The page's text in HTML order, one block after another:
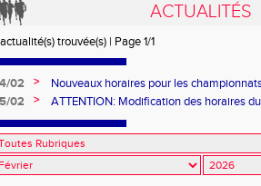
ACTUALITÉS
trouvée(s) | Page 1/1
02 >
Nouveaux horaires pour les
minimes du 8 mars à Bompas
02 > ATTENTION: Modification des horaires